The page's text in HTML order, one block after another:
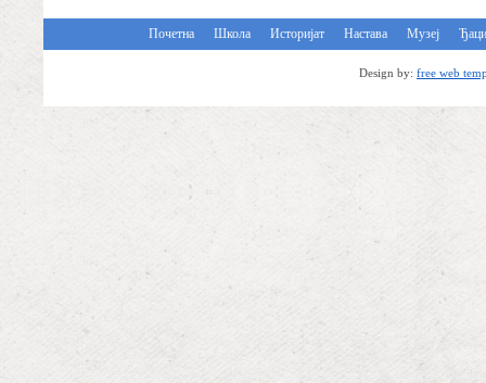
Почетна Школа Историјат Настава Музеј Ђаци
Design by: free web